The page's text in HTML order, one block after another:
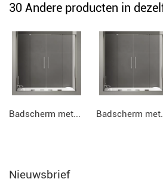
30 Andere producten in
Badscherm met... Badscherm
Nieuwsbrief